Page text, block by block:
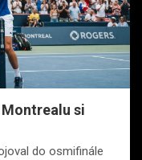
si
do osmifinále